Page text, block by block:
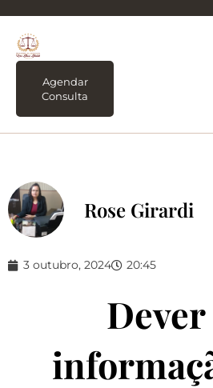
Agendar
Consulta
Rose Girardi
3 outubro, 2024 20:45
Dever